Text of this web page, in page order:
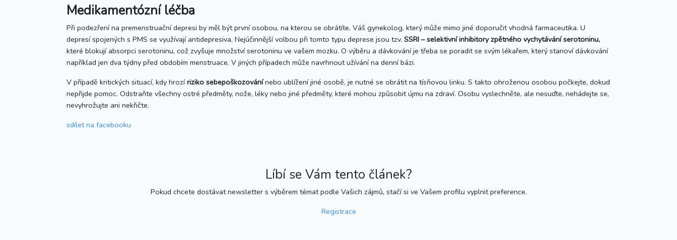
Medikamentózní léčba
Při podezření na premenstruační depresi by měl být první osobou, na kterou se obrátíte, Váš gynekolog, který může mimo jiné doporučit vhodná farmaceutika. U
depresí spojených s PMS se využívají antidepresiva. Nejúčinnější volbou při tomto typu deprese jsou tzv. SSRI – selektivní inhibitory zpětného vychytávání serotoninu,
které blokují absorpci serotoninu, což zvyšuje množství serotoninu ve vašem mozku. O výběru a dávkování je třeba se poradit se svým lékařem, který stanoví dávkování
například jen dva týdny před obdobím menstruace. V jiných případech může navrhnout užívání na denní bázi.
V případě kritických situací, kdy hrozíriziko sebepoškozovánínebo ublížení jiné osobě, je nutné se obrátit na tísňovou linku. S takto ohroženou osobou počkejte, dokud
nepřijde pomoc. Odstraňte všechny ostré předměty, nože, léky nebo jiné předměty, které mohou způsobit újmu na zdraví. Osobu vyslechněte, ale nesuďte, nehádejte se,
nevyhrožujte ani nekřičte.
sdíletna facebooku
Líbí se Vám tento článek?
Pokud chcete dostávat newsletter s výběrem témat podle Vašich zájmů, stačí si ve Vašem profilu vyplnit preference.
Registrace